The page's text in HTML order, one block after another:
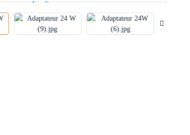
Loading...
Loading...